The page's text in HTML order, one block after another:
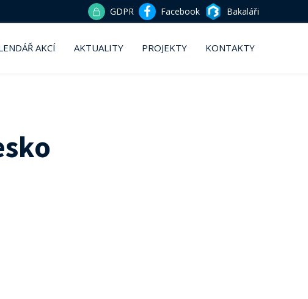
GDPR Facebook Bakaláři
AKCÍ AKTUALITY PROJEKTY KONTAKTY